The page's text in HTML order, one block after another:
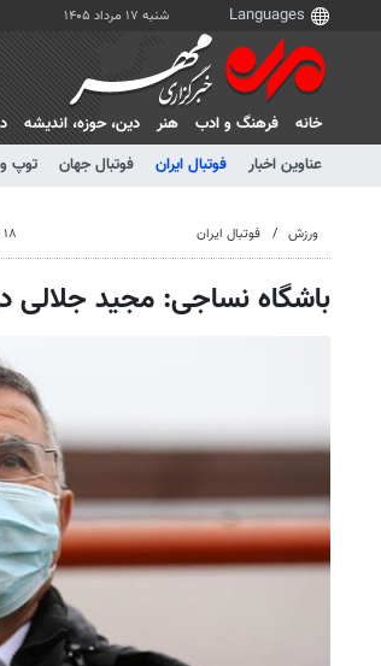
شنبه ۱۷ مرداد ۱۴۰۵
خانه فرهنگ و ادب هنر دين، حوزه، انديشه
عناوین اخبار
فوتبال ایران فوتبال جهان توپ
ورزش فوتبال ایران ۱۸ اسفند ۱۳۹۹، ۱۲:۵۶
باشگاه نساجی: مجید جلالی